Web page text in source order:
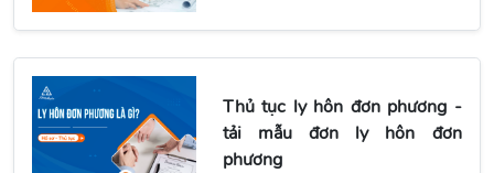
Thủ tục ly hôn đơn phương -
tải mẫu đơn ly hôn đơn
phương